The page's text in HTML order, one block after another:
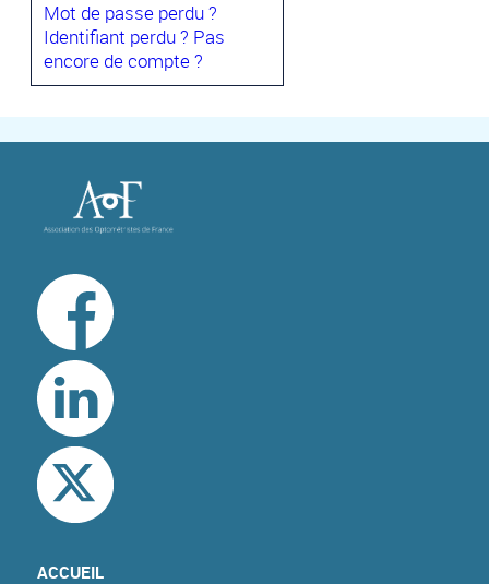
Mot de passe perdu ?
Identifiant perdu ? Pas
encore de compte ?
ACCUEIL